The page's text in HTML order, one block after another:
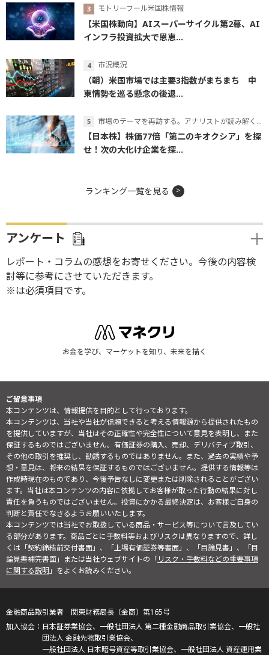
モトリーフール米国株情報
【米国株動向】AIスーパーサイクル第2幕、AI
インフラ投資拡大で恩恵...
市況概況
（朝）米国市場では主要3指数がまちまち 中
東情勢を巡る懸念の後退...
市場のテーマを再訪する。アナリストが読み解くテーマの本質
【日本株】株価77倍「第二のキオクシア」を探
せ！次の大化け企業を探...
ランキング一覧を見る
アンケート
レポート・コラムの感想をお寄せください。今後の内容検
討等に参考にさせていただきます。
※は必須項目です。
お金を学び、マーケットを知り、未来を描く
ご留意事項
本コンテンツは、情報提供を目的として行っております。
本コンテンツは、当社や当社が信頼できると考える情報源から提供されたもの
を提供していますが、当社はその正確性や完全性について意見を表明し、また
保証するものではございません。有価証券の購入、売却、デリバティブ取引、
その他の取引を推奨し、勧誘するものではありません。また、過去の実績や予
想・意見は、将来の結果を保証するものではございません。提供する情報等は
作成時現在のものであり、今後予告なしに変更または削除されることがござい
ます。当社は本コンテンツの内容に依拠してお客様が取った行動の結果に対し
責任を負うものではございません。投資にかかる最終決定は、お客様ご自身の
判断と責任でなさるようお願いいたします。
本コンテンツでは当社でお取扱している商品・サービス等について言及してい
る部分があります。商品ごとに手数料等およびリスクは異なりますので、詳し
くは「契約締結前交付書面」、「上場有価証券等書面」、「目論見書」、「目
論見書補完書面」または当社ウェブサイトの「リスク・手数料などの重要事項
に関する説明」をよくお読みください。
金融商品取引業者 関東財務局長（金商）第165号
日本証券業協会、一般社団法人 第二種金融商品取引業協会、一般社
団法人 金融先物取引業協会、
一般社団法人 日本暗号資産等取引業協会、一般社団法人 資産運用業